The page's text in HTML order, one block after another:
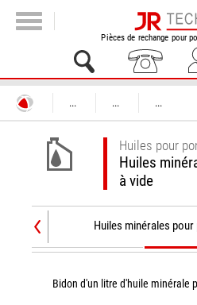
Pièces de rechange pour
... ... ...
Huiles pour
Huiles
à vide
Huiles minérales pour
Bidon d'un litre d'huile minérale